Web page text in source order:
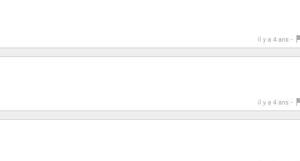
il y a 4 ans -
il y a 4 ans -